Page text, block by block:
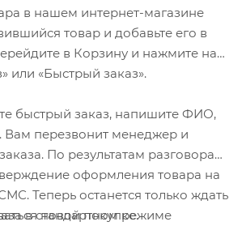
в нашем интернет-магазине
товар и добавьте его в
в Корзину и нажмите на
или «Быстрый заказ».
быстрый заказ, напишите ФИО,
Вам перезвонит менеджер и
По результатам разговора
оформления товара на
Теперь останется только ждать
новой покупке.
в стандартном режиме